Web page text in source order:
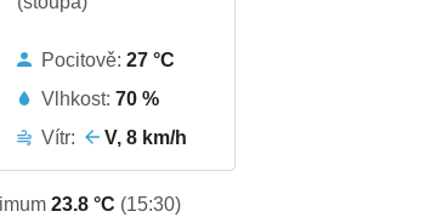
Pocitově:27 °C
Vlhkost:70 %
Vítr:
V, 8 km/h
23.8 °C (15:30)